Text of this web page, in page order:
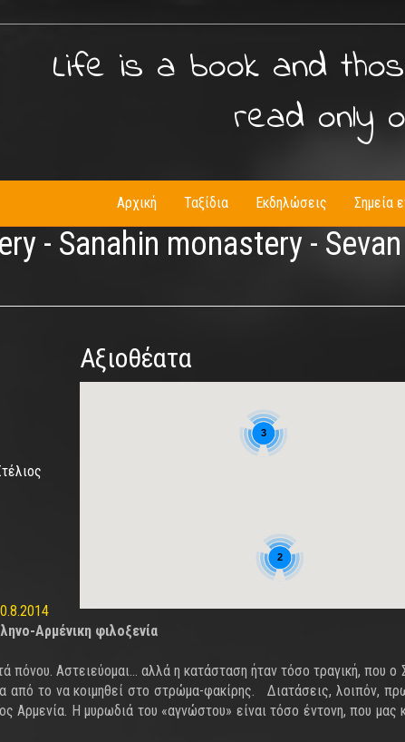
Life is a book and
read only
Αρχική Ταξίδια Εκδηλώσεις Σημεία
- Sanahin monastery - Sevan
Αξιοθέατα
3
2
Αρμένικη φιλοξενία
πόνου. Αστειεύομαι… αλλά η κατάσταση ήταν τόσο τραγική, που ο
το να κοιμηθεί στο στρώμα-φακίρης. Διατάσεις, λοιπόν,
Αρμενία. Η μυρωδιά του «αγνώστου» είναι τόσο έντονη, που μας